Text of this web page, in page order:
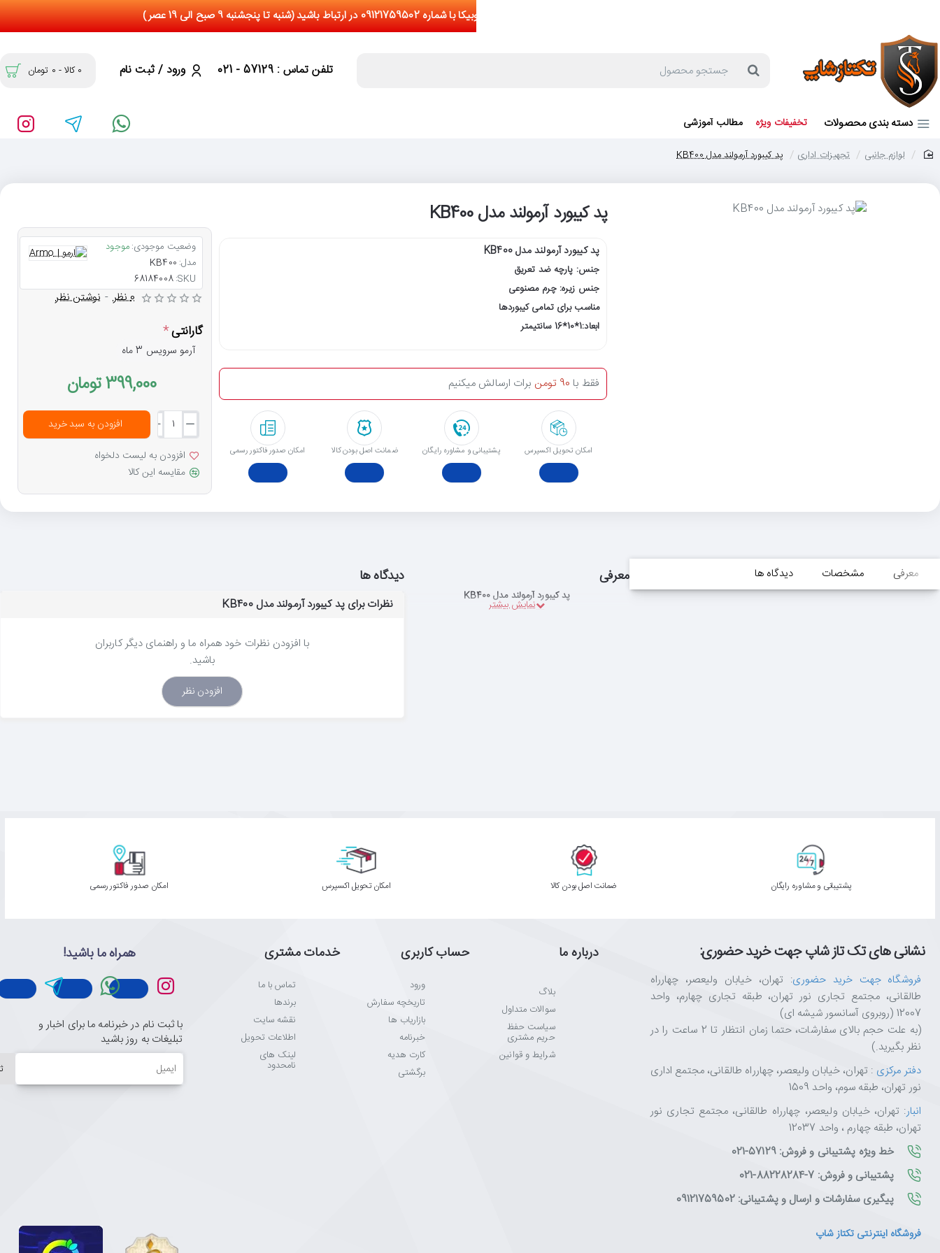
جستجو
تلفن تماس : 57129 - 021 ورود / ثبت نام 0 کالا - 0 تومان
دسته بندی محصولات تخفیفات ویژه مطالب آموزشی
لوازم جانبی تجهیزات اداری پد کیبورد آرمولند مدل KB400
پد کیبورد آرمولند مدل KB400
پد کیبورد آرمولند مدل KB400
جنس: پارچه ضد تعریق
جنس زیره: چرم مصنوعی
مناسب برای تمامی کیبوردها
ابعاد:1*10*16 سانتیمتر
امکان تحویل اکسپرس پشتیبانی و مشاوره رایگان ﺿﻤﺎﻧﺖ اﺻﻞ ﺑﻮدن ﮐﺎﻟﺎ امکان صدور فاکتور رسمی
فقط با 90 تومن برات ارسالش میکنیم
وضعیت موجودی:موجود
مدل: KB400
SKU:
68184008
0 نظر - نوشتن نظر
گارانتی
آرمو سرویس 3 ماه
399,000 تومان
افزودن به سبد خرید
افزودن به لیست دلخواه
مقایسه این کالا
معرفی مشخصات دیدگاه ها معرفی
پد کیبورد آرمولند مدل KB400
دیدگاه ها
نظرات برای پد کیبورد آرمولند مدل KB400
با افزودن نظرات خود همراه ما و راهنمای دیگر کاربران
باشید.
افزودن نظر
پشتیبانی و مشاوره رایگان ﺿﻤﺎﻧﺖ اﺻﻞ ﺑﻮدن ﮐﺎﻟﺎ اﻣﮑﺎن ﺗﺤﻮﯾﻞ اﮐﺴﭙﺮس امکان صدور فاکتور رسمی
نشانی های تک تاز شاپ جهت خرید حضوری:
فروشگاه جهت خرید حضوری: تهران، خیابان ولیعصر، چهارراه
طالقانی، مجتمع تجاری نور تهران، طبقه تجاری چهارم، واحد
12007 (روبروی آسانسور شیشه ای)
(به علت حجم بالای سفارشات، حتما زمان انتظار تا 2 ساعت را در
نظر بگیرید.)
دفتر مرکزی : تهران، خیابان ولیعصر، چهارراه طالقانی، مجتمع اداری
نور تهران، طبقه سوم، واحد 1509
انبار: تهران، خیابان ولیعصر، چهارراه طالقانی، مجتمع تجاری نور
تهران، طبقه چهارم ، واحد 12037
خط ویژه پشتیبانی و فروش: 57129-021
پشتیبانی و فروش: 7-88228284-021
پیگیری سفارشات و ارسال و پشتیبانی: 09121759502
درباره ما
بلاگ
سوالات متداول
سیاست حفظ
حریم مشتری
شرایط و قوانین
حساب کاربری
ورود
تاریخچه سفارش
بازاریاب ها
خبرنامه
کارت هدیه
برگشتی
خدمات مشتری
تماس با ما
برندها
نقشه سایت
اطلاعات تحویل
لینک های
نامحدود
همراه ما باشید!
با ثبت نام در خبرنامه ما برای اخبار و
تبلیغات به روز باشید
ایمیل
فروشگاه اینترنتی تکتاز شاپ